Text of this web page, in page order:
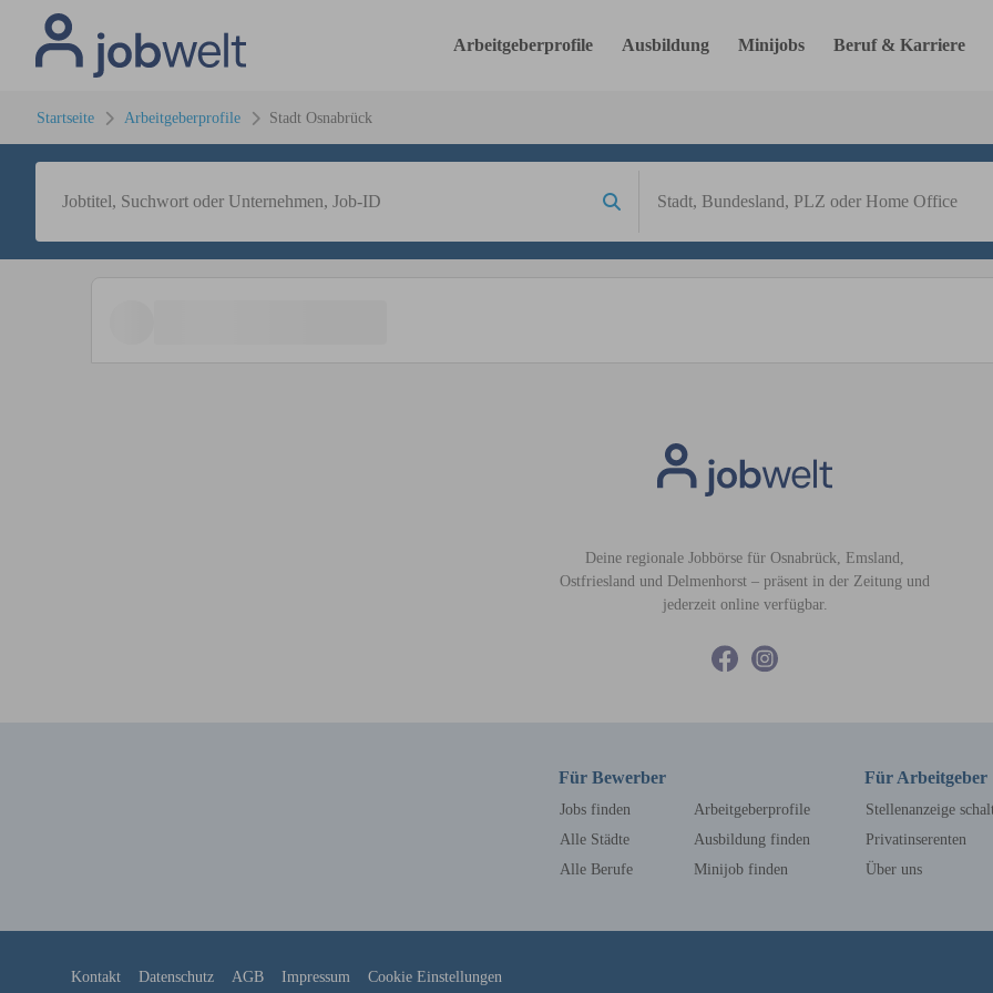
Arbeitgeberprofile Ausbildung Minijobs Beruf & Karriere
Startseite Arbeitgeberprofile Stadt Osnabrück
Deine regionale Jobbörse für Osnabrück, Emsland,
Ostfriesland und Delmenhorst – präsent in der Zeitung und
jederzeit online verfügbar.
Für Bewerber
Jobs finden
Alle Städte
Alle Berufe
Arbeitgeberprofile
Ausbildung finden
Minijob finden
Für Arbeitgeber
Stellenanzeige
Privatinserenten
Über uns
Kontakt Datenschutz AGB Impressum Cookie Einstellungen